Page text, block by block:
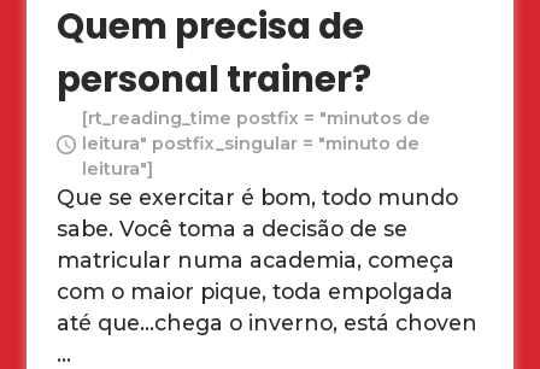
Quem precisa de
personal trainer?
[rt_reading_time postfix = "minutos de
leitura" postfix_singular = "minuto de
leitura"]
Que se exercitar é bom, todo mundo
sabe. Você toma a decisão de se
matricular numa academia, começa
com o maior pique, toda empolgada
até que…chega o inverno, está choven
...